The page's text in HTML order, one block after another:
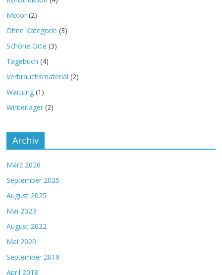
Motor (2)
Ohne Kategorie (3)
Schöne Orte (3)
Tagebuch (4)
Verbrauchsmaterial (2)
Wartung (1)
Winterlager (2)
Archiv
März 2026
September 2025
August 2025
Mai 2023
August 2022
Mai 2020
September 2019
April 2018